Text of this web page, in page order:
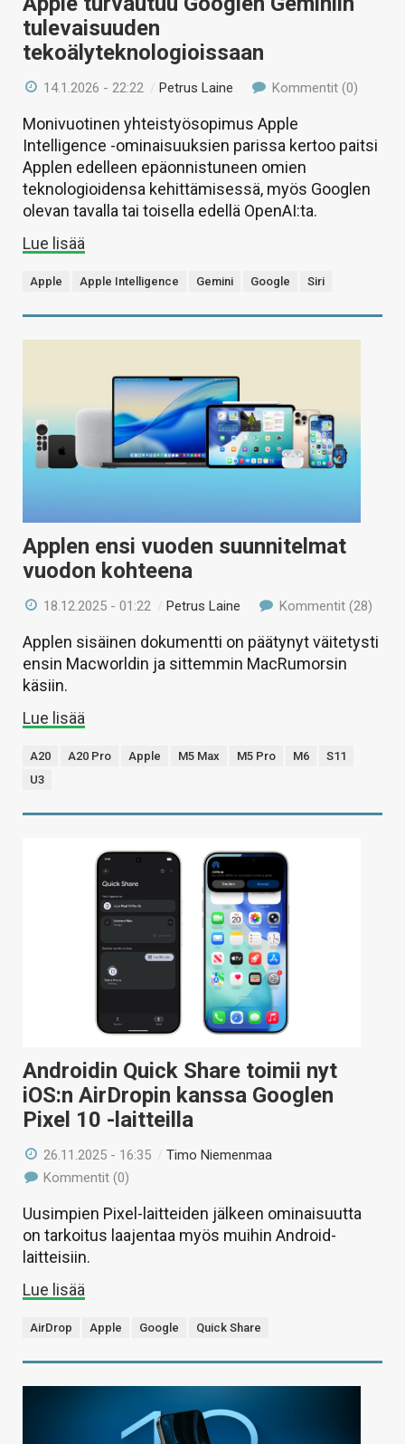
tulevaisuuden
tekoälyteknologioissaan
14.1.2026 - 22:22 /Petrus Laine Kommentit (0)
Monivuotinen yhteistyösopimus Apple
Intelligence -ominaisuuksien parissa kertoo paitsi
Applen edelleen epäonnistuneen omien
teknologioidensa kehittämisessä, myös Googlen
olevan tavalla tai toisella edellä OpenAI:ta.
Lue lisää
Apple Apple Intelligence Gemini Google Siri
Applen ensi vuoden suunnitelmat
vuodon kohteena
18.12.2025 - 01:22 /Petrus Laine Kommentit (28)
Applen sisäinen dokumentti on päätynyt väitetysti
ensin Macworldin ja sittemmin MacRumorsin
käsiin.
Lue lisää
A20 A20 Pro Apple M5 Max M5 Pro M6
S11
U3
Androidin Quick Share toimii nyt
iOS:n AirDropin kanssa Googlen
Pixel 10 -laitteilla
26.11.2025 - 16:35 /Timo Niemenmaa
Kommentit (0)
Uusimpien Pixel-laitteiden jälkeen ominaisuutta
on tarkoitus laajentaa myös muihin Android-
laitteisiin.
Lue lisää
AirDrop Apple Google Quick Share